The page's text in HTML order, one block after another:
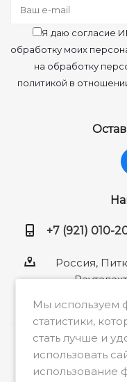
Я даю согласие
обработку моих
на обработку
политикой в
+7 (921) 010-
Россия,
2026 ©
Мы используем
статистики,
стать лучше и
использовать
использование